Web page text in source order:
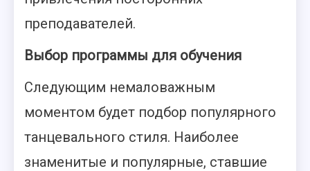
преподавателей.
Выбор программы для обучения
Следующим немаловажным
моментом будет подбор популярного
танцевального стиля. Наиболее
знаменитые и популярные, ставшие